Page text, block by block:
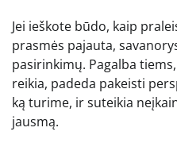
Jei ieškote būdo, kaip
prasmės pajauta,
pasirinkimų. Pagalba
reikia, padeda pakeisti
ką turime, ir suteikia
jausmą.